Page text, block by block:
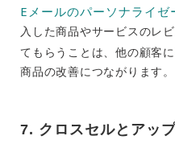
Eメールのパーソナライゼ
入した商品やサービスのレ
てもらうことは、他の顧客
商品の改善につながります。
7. クロスセルとアッ